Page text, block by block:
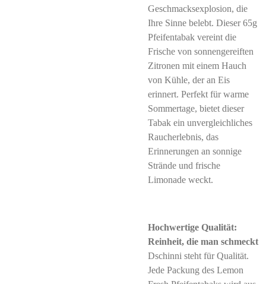
Geschmacksexplosion, die
Ihre Sinne belebt. Dieser 65g
Pfeifentabak vereint die
Frische von sonnengereiften
Zitronen mit einem Hauch
von Kühle, der an Eis
erinnert. Perfekt für warme
Sommertage, bietet dieser
Tabak ein unvergleichliches
Raucherlebnis, das
Erinnerungen an sonnige
Strände und frische
Limonade weckt.
Hochwertige Qualität:
Reinheit, die man schmeckt
Dschinni steht für Qualität.
Jede Packung des Lemon